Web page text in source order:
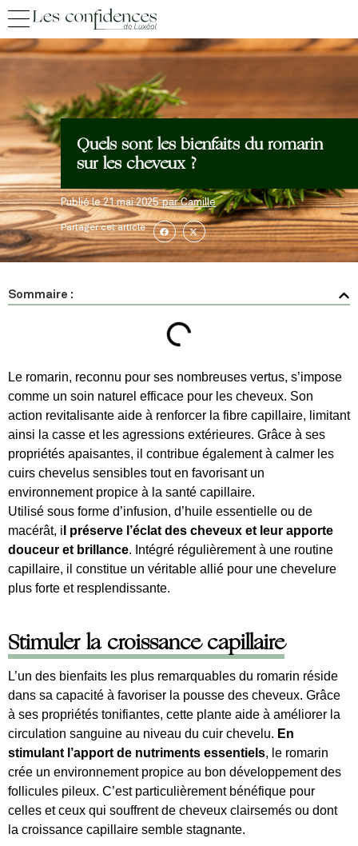
Quels sont les bienfaits du romarin
sur les cheveux ?
Publié le21 mai 2025 parCamille
Partager cet article
Sommaire :
Le romarin, reconnu pour ses nombreuses vertus, s’impose
comme un soin naturel efficace pour les cheveux. Son
action revitalisante aide à renforcer la fibre capillaire, limitant
ainsi la casse et les agressions extérieures. Grâce à ses
propriétés apaisantes, il contribue également à calmer les
cuirs chevelus sensibles tout en favorisant un
environnement propice à la santé capillaire.
Utilisé sous forme d’infusion, d’huile essentielle ou de
macérât, i l préserve l’éclat des cheveux et leur apporte
douceur et brillance. Intégré régulièrement à une routine
capillaire, il constitue un véritable allié pour une chevelure
plus forte et resplendissante.
Stimuler la croissance capillaire
L’un des bienfaits les plus remarquables du romarin réside
dans sa capacité à favoriser la pousse des cheveux. Grâce
à ses propriétés tonifiantes, cette plante aide à améliorer la
circulation sanguine au niveau du cuir chevelu. En
stimulant l’apport de nutriments essentiels, le romarin
crée un environnement propice au bon développement des
follicules pileux. C’est particulièrement bénéfique pour
celles et ceux qui souffrent de cheveux clairsemés ou dont
la croissance capillaire semble stagnante.